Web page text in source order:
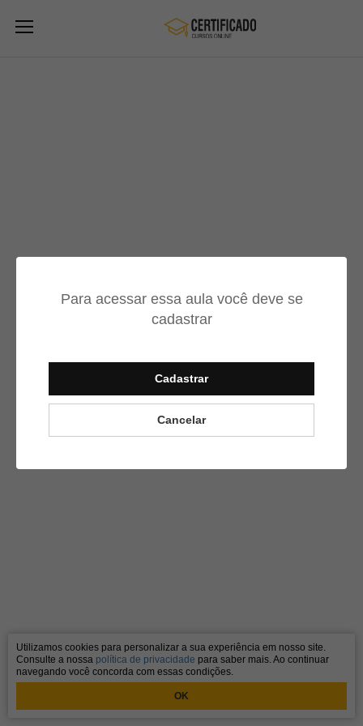
Para acessar essa aula você deve se
cadastrar
Cadastrar
Cancelar
Utilizamos cookies para personalizar a sua experiência em nosso site.
Consulte a nossa política de privacidade para saber mais. Ao continuar
navegando você concorda com essas condições.
OK